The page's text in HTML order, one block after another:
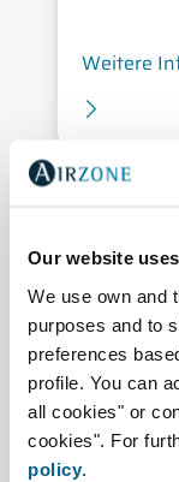
Our website
We use own and
purposes and to
preferences
profile. You can
all cookies" or
cookies". For
policy.
Weitere